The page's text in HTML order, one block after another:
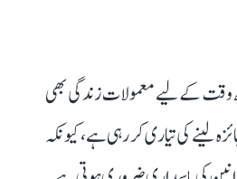
وقت کے لیے معمولات زندگی بھی
لینے کی تیاری کر رہی ہے، کیونکہ